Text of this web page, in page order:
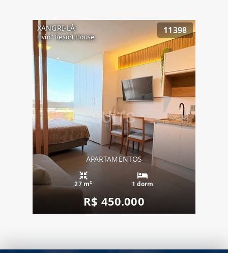
XANGRI-LÁ
Livin'' Resort House
11398
APARTAMENTOS
27 m² 1 dorm
R$ 450.000